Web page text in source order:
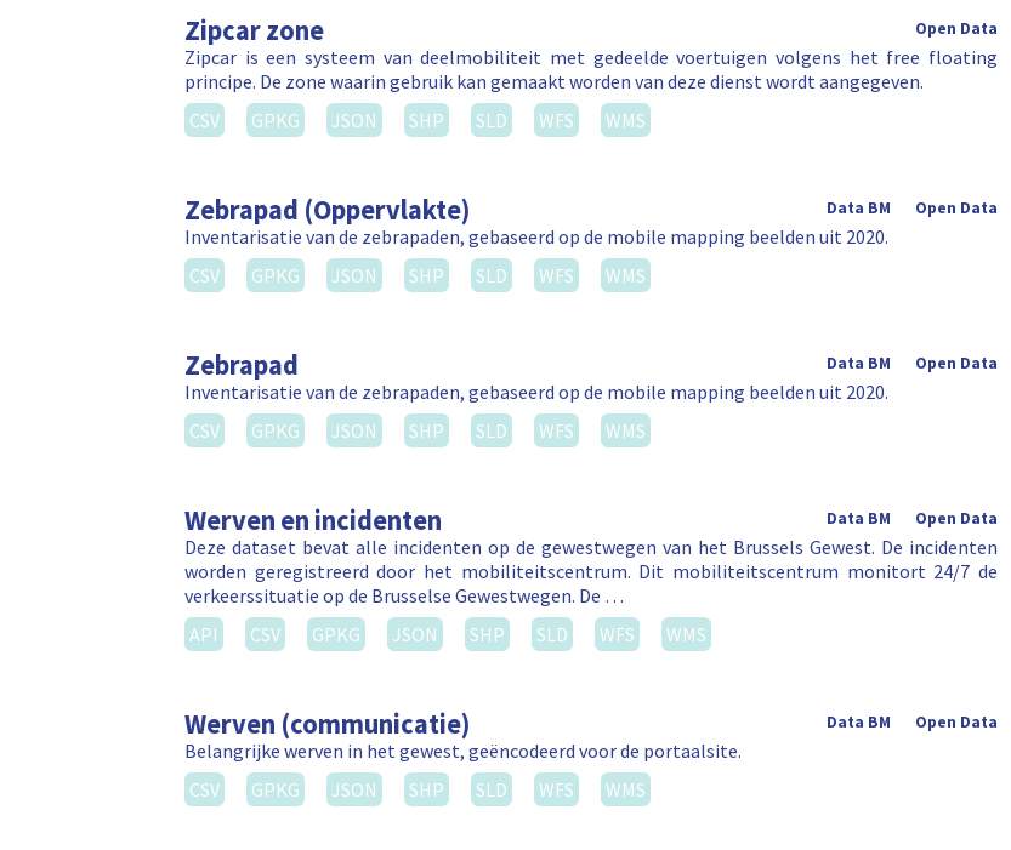
Zipcar zone Open Data
Zipcar is een systeem van deelmobiliteit met gedeelde voertuigen volgens het free floating
principe. De zone waarin gebruik kan gemaakt worden van deze dienst wordt aangegeven.
CSV
GPKG JSON SHP SLD WFS WMS
Zebrapad (Oppervlakte) Open Data
Data BM
Inventarisatie van de zebrapaden, gebaseerd op de mobile mapping beelden uit 2020.
CSV
GPKG JSON SHP SLD WFS WMS
Zebrapad Open Data
Data BM
Inventarisatie van de zebrapaden, gebaseerd op de mobile mapping beelden uit 2020.
CSV
GPKG JSON SHP SLD WFS WMS
Werven en incidenten Open Data
Data BM
Deze dataset bevat alle incidenten op de gewestwegen van het Brussels Gewest. De incidenten
worden geregistreerd door het mobiliteitscentrum. Dit mobiliteitscentrum monitort 24/7 de
verkeerssituatie op de Brusselse Gewestwegen. De …
API
CSV GPKG JSON SHP SLD WFS WMS
Werven (communicatie) Open Data
Data BM
Belangrijke werven in het gewest, geëncodeerd voor de portaalsite.
CSV
GPKG JSON SHP SLD WFS WMS